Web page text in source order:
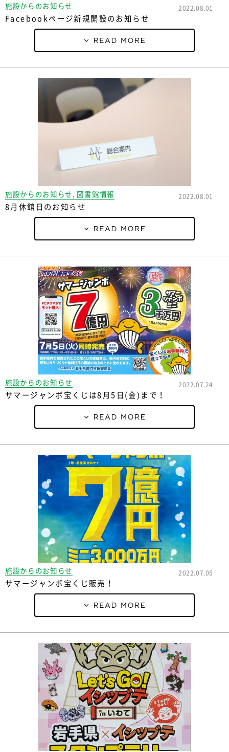
施設からのお知らせ 2022.08.01
Facebookページ新規開設のお知らせ
施設からのお知らせ, 図書館情報 2022.08.01
8月休館日のお知らせ
施設からのお知らせ 2022.07.24
サマージャンボ宝くじは8月5日(金)まで！
施設からのお知らせ 2022.07.05
サマージャンボ宝くじ販売！